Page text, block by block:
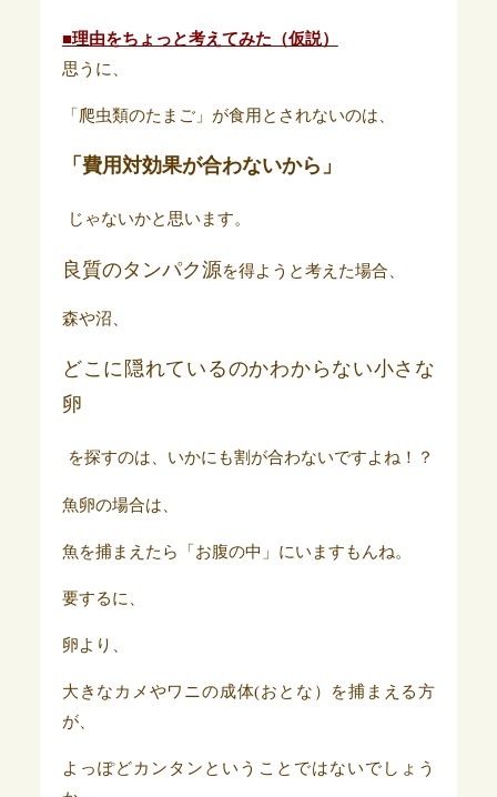
■理由をちょっと考えてみた（仮説）
思うに、
「爬虫類のたまご」が食用とされないのは、
「費用対効果が合わないから」
じゃないかと思います。
良質のタンパク源を得ようと考えた場合、
森や沼、
どこに隠れているのかわからない小さな
卵
を探すのは、いかにも割が合わないですよね！？
魚卵の場合は、
魚を捕まえたら「お腹の中」にいますもんね。
要するに、
卵より、
大きなカメやワニの成体(おとな）を捕まえる方
が、
よっぽどカンタンということではないでしょう